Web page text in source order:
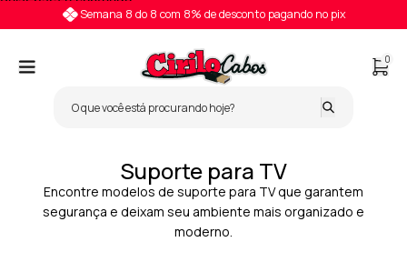
Semana 8 do 8 com 8% de desconto pagando no pix
0
Suporte para TV
Encontre modelos de suporte para TV que garantem
segurança e deixam seu ambiente mais organizado e
moderno.